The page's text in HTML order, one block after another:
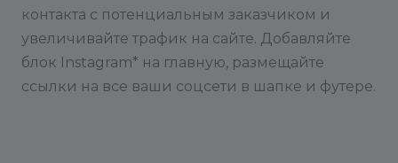
контакта с потенциальным заказчиком и
увеличивайте трафик на сайте. Добавляйте
блок Instagram* на главную, размещайте
ссылки на все ваши соцсети в шапке и футере.